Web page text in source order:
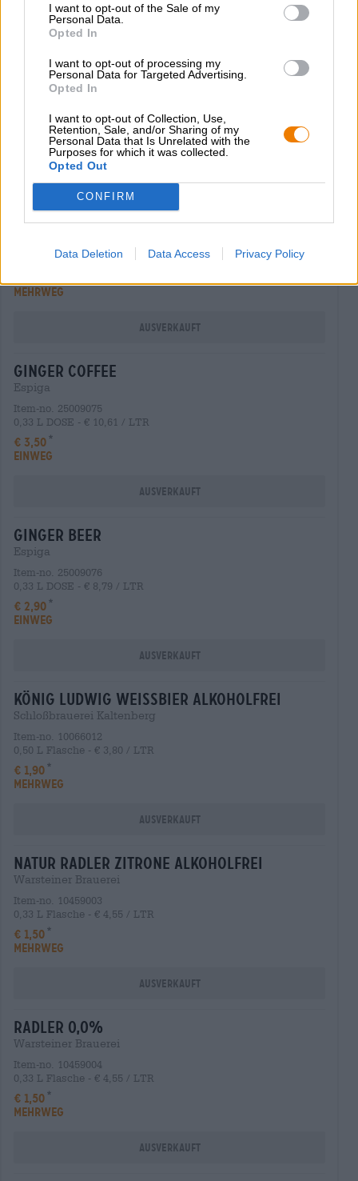
I want to opt-out of the Sale of my
Personal Data.
Opted In
I want to opt-out of processing my
Personal Data for Targeted Advertising.
Opted In
I want to opt-out of Collection, Use,
Retention, Sale, and/or Sharing of my
Personal Data that Is Unrelated with the
Purposes for which it was collected.
Opted Out
CONFIRM
Data Deletion Data Access Privacy Policy
original Helles alkoholfrei
Weihenstephan
Item-no. 10126009
0,50 L Flasche - € 3,80 / LTR
MEHRWEG
wegseidla 1 ohne
Aufsesser
0,50 L Flasche - € 3,60 / LTR
MEHRWEG
Ausverkauft
ginger coffee
Espiga
Item-no. 25009075
0,33 L DOSE - € 10,61 / LTR
€ 3,50
EINWEG
Ausverkauft
ginger beer
Espiga
Item-no. 25009076
0,33 L DOSE - € 8,79 / LTR
€ 2,90
EINWEG
Ausverkauft
könig ludwig weissbier alkoholfrei
Schloßbrauerei Kaltenberg
Item-no. 10066012
0,50 L Flasche - € 3,80 / LTR
€ 1,90
MEHRWEG
Ausverkauft
natur Radler zitrone alkoholfrei
Warsteiner Brauerei
Item-no. 10459003
0,33 L Flasche - € 4,55 / LTR
€ 1,50
MEHRWEG
Ausverkauft
Radler 0,0%
Warsteiner Brauerei
Item-no. 10459004
0,33 L Flasche - € 4,55 / LTR
€ 1,50
MEHRWEG
Ausverkauft